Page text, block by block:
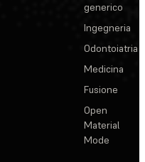
generico
Ingegneria
Odontoiatria
Medicina
Fusione
Open
Material
Mode